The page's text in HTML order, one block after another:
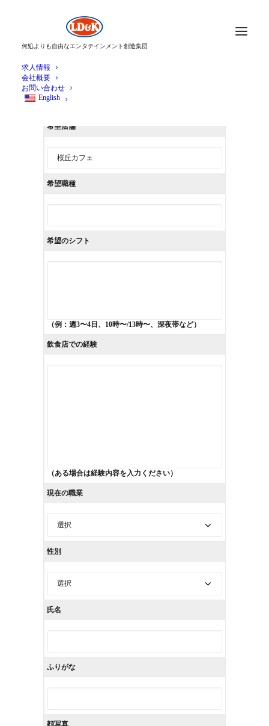
何処よりも自由なエンタテインメント創造集団
求人情報
会社概要
お問い合わせ
English
希望店舗
希望職種
希望のシフト
（例：週3〜4日、10時〜/13時〜、深夜帯など）
飲食店での経験
（ある場合は経験内容を入力ください）
現在の職業
性別
氏名
ふりがな
顔写真